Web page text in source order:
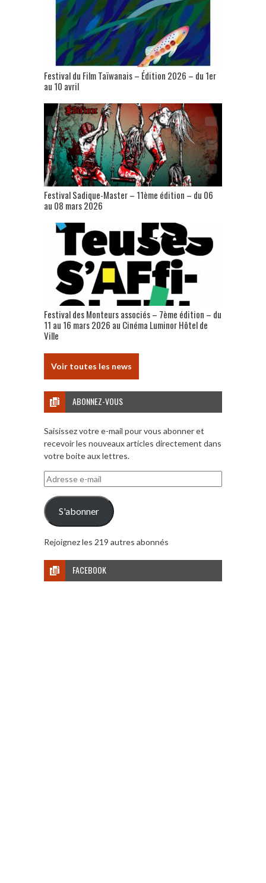
Festival du Film Taïwanais – Édition 2026 – du 1er
au 10 avril
Festival Sadique-Master – 11ème édition – du 06
au 08 mars 2026
Festival des Monteurs associés – 7ème édition – du
11 au 16 mars 2026 au Cinéma Luminor Hôtel de
Ville
Voir toutes les news
ABONNEZ-VOUS
Saisissez votre e-mail pour vous abonner et
recevoir les nouveaux articles directement dans
votre boite aux lettres.
Adresse
e-
mail
S'abonner
Rejoignez les 219 autres abonnés
FACEBOOK